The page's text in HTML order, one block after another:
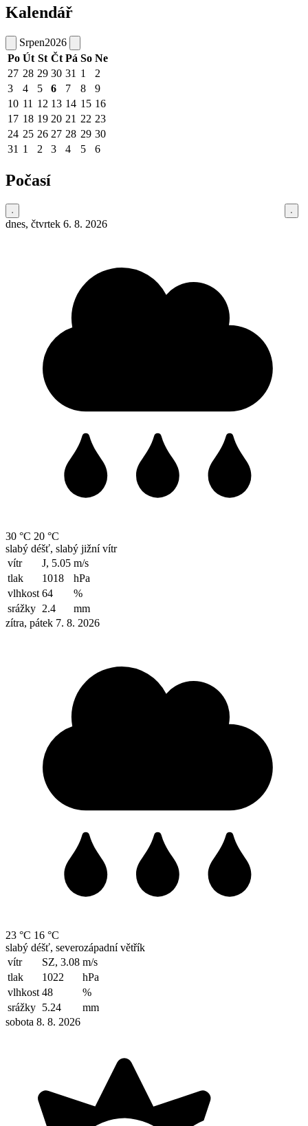
Kalendář
Srpen2026
Po Út St Čt Pá So Ne
27 28 29 30 31 1
2
3
4 5 6 7 8
9
10 11 12 13 14 15 16
17 18 19 20 21 22 23
24 25 26 27 28 29 30
31 1 2 3 4 5 6
Počasí
dnes, čtvrtek 6. 8. 2026
30 °C 20 °C
slabý déšť, slabý jižní vítr
vítr
J, 5.05 m/s
tlak
1018
hPa
vlhkost 64
%
srážky 2.4
mm
zítra, pátek 7. 8. 2026
23 °C 16 °C
slabý déšť, severozápadní větřík
vítr
SZ, 3.08 m/s
tlak
1022
hPa
vlhkost 48
%
srážky 5.24
mm
sobota 8. 8. 2026